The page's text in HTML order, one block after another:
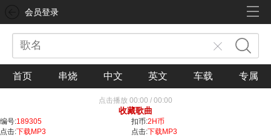
会员登录
首页 串烧 中文 英文 车载 专属
点击播放 00:00 / 00:00
收藏歌曲
编号:189305 扣币:2H币
点击:下载MP3 点击:下载MP3